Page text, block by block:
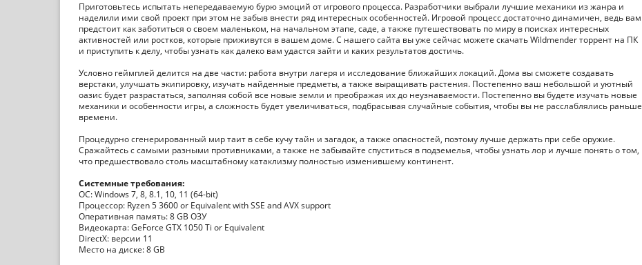
Приготовьтесь испытать непередаваемую бурю эмоций от игрового процесса. Разработчики выбрали лучшие механики из жанра и
наделили ими свой проект при этом не забыв внести ряд интересных особенностей. Игровой процесс достаточно динамичен, ведь вам
предстоит как заботиться о своем маленьком, на начальном этапе, саде, а также путешествовать по миру в поисках интересных
активностей или ростков, которые приживутся в вашем доме. С нашего сайта вы уже сейчас можете скачать Wildmender торрент на ПК
и приступить к делу, чтобы узнать как далеко вам удастся зайти и каких результатов достичь.
Условно геймплей делится на две части: работа внутри лагеря и исследование ближайших локаций. Дома вы сможете создавать
верстаки, улучшать экипировку, изучать найденные предметы, а также выращивать растения. Постепенно ваш небольшой и уютный
оазис будет разрастаться, заполняя собой все новые земли и преображая их до неузнаваемости. Постепенно вы будете изучать новые
механики и особенности игры, а сложность будет увеличиваться, подбрасывая случайные события, чтобы вы не расслаблялись раньше
времени.
Процедурно сгенерированный мир таит в себе кучу тайн и загадок, а также опасностей, поэтому лучше держать при себе оружие.
Сражайтесь с самыми разными противниками, а также не забывайте спуститься в подземелья, чтобы узнать лор и лучше понять о том,
что предшествовало столь масштабному катаклизму полностью изменившему континент.
Системные требования:
ОС: Windows 7, 8, 8.1, 10, 11 (64-bit)
Процессор: Ryzen 5 3600 or Equivalent with SSE and AVX support
Оперативная память: 8 GB ОЗУ
Видеокарта: GeForce GTX 1050 Ti or Equivalent
DirectX: версии 11
Место на диске: 8 GB